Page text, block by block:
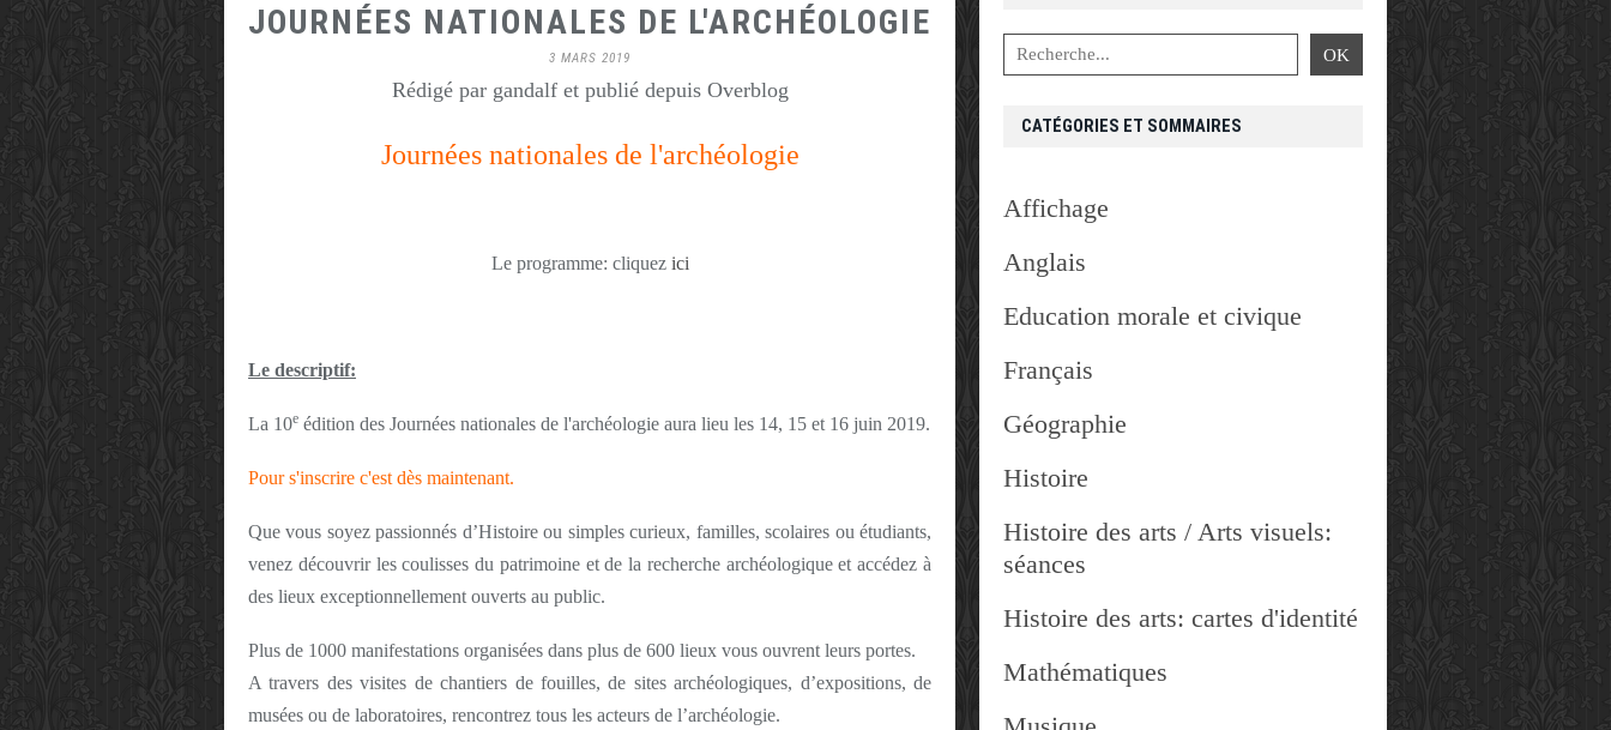
JOURNÉES NATIONALES DE L'ARCHÉOLOGIE
3 MARS 2019
Rédigé par gandalf et publié depuis Overblog
Journées nationales de l'archéologie
Le programme: cliquez ici
Le descriptif:
La 10e édition des Journées nationales de l'archéologie aura lieu les 14, 15 et 16 juin 2019.
Pour s'inscrire c'est dès maintenant.
Que vous soyez passionnés d’Histoire ou simples curieux, familles, scolaires ou étudiants,
venez découvrir les coulisses du patrimoine et de la recherche archéologique et accédez à
des lieux exceptionnellement ouverts au public.
Plus de 1000 manifestations organisées dans plus de 600 lieux vous ouvrent leurs portes.
A travers des visites de chantiers de fouilles, de sites archéologiques, d’expositions, de
musées ou de laboratoires, rencontrez tous les acteurs de l’archéologie.
CATÉGORIES ET SOMMAIRES
Affichage
Anglais
Education morale et civique
Français
Géographie
Histoire
Histoire des arts / Arts visuels:
séances
Histoire des arts: cartes d'identité
Mathématiques